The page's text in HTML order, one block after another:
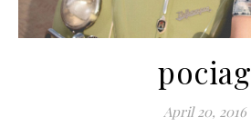
pociag
April 20, 2016